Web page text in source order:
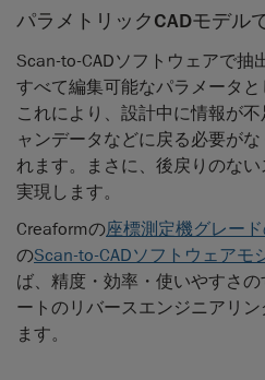
パラメトリックCADモデル
Scan-to-CADソフトウェアで抽
すべて編集可能なパラメータと
これにより、設計中に情報が
ャンデータなどに戻る必要が
れます。まさに、後戻りのな
実現します。
Creaformの座標測定機グレー
のScan-to-CADソフトウェアモ
ば、精度・効率・使いやすさ
ートのリバースエンジニアリ
ます。